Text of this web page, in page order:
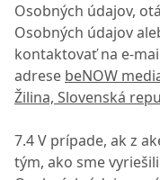
Osobných údajov,
Osobných údajov
kontaktovať na e-
adrese beNOW
Žilina, Slovenská
7.4 V prípade, ak z
tým, ako sme